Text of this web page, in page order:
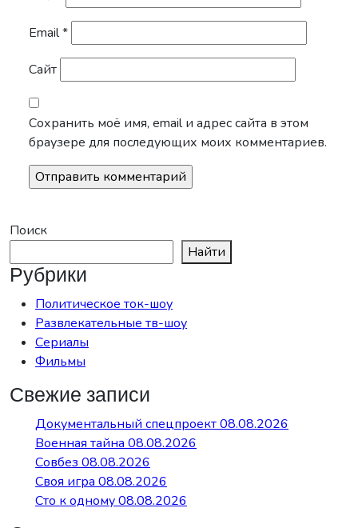
Email*
Сайт
Сохранить моё имя, email и адрес сайта в этом
браузере для последующих моих комментариев.
Поиск
Найти
Рубрики
Политическое ток-шоу
Развлекательные тв-шоу
Сериалы
Фильмы
Свежие записи
Документальный спецпроект 08.08.2026
Военная тайна 08.08.2026
Совбез 08.08.2026
Своя игра 08.08.2026
Сто к одному 08.08.2026